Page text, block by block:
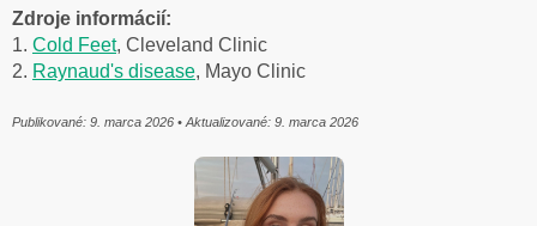
Zdroje informácií:
1. Cold Feet, Cleveland Clinic
2. Raynaud's disease, Mayo Clinic
Publikované: 9. marca 2026 • Aktualizované: 9. marca 2026